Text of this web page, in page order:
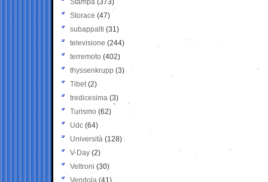
Stampa (373)
Storace (47)
subappalti (31)
televisione(244)
terremoto (402)
thyssenkrupp (3)
Tibet(2)
tredicesima (3)
Turismo (62)
Udc (64)
Università (128)
V-Day (2)
Veltroni (30)
Vendola (41)